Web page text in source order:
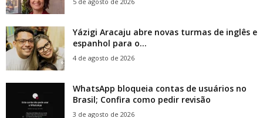
Yázigi Aracaju abre novas turmas de inglês e
espanhol para o...
4 de agosto de 2026
WhatsApp bloqueia contas de usuários no
Brasil; Confira como pedir revisão
3 de agosto de 2026